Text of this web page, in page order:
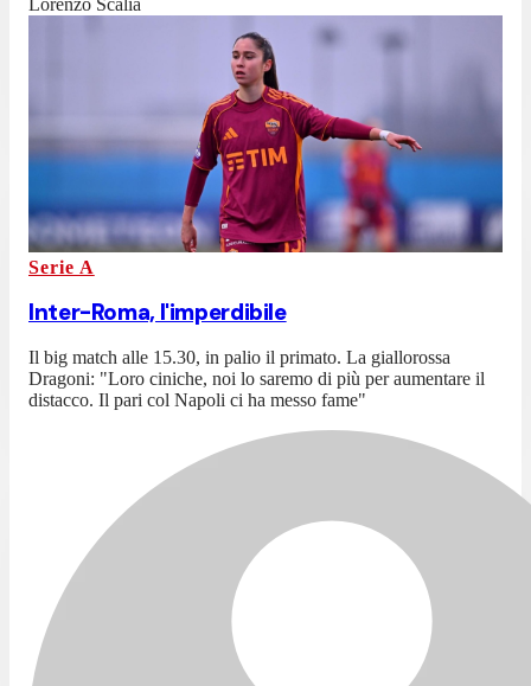
Lorenzo Scalia
Serie A
Inter-Roma, l'imperdibile
Il big match alle 15.30, in palio il primato. La giallorossa
Dragoni: "Loro ciniche, noi lo saremo di più per aumentare il
distacco. Il pari col Napoli ci ha messo fame"